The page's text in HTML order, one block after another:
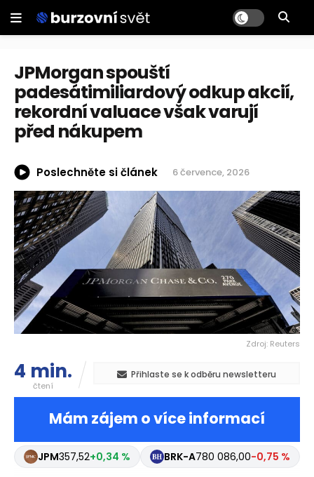
JPMorgan spouští
padesátimiliardový odkup akcií,
rekordní valuace však varují
před nákupem
Poslechněte si článek 6 července, 2026
Zdroj: Reuters
4 min.
čtení
Přihlaste se k odběru newsletteru
Mám zájem o více informací
JPM357,52+0,34 % BRK-A780 086,00-0,75 %